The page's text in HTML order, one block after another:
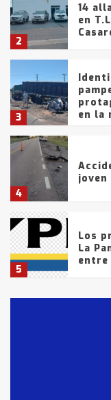
2
14
en
3
en la
4
joven
5
Los
La
entre